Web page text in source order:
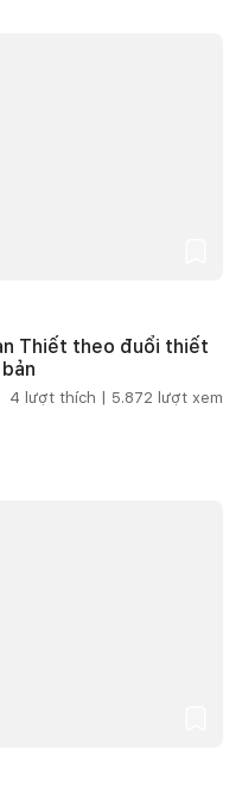
Thiết theo đuổi thiết
4 lượt thích | 5.872 lượt xem